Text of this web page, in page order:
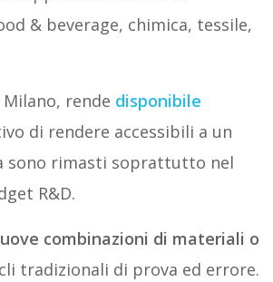
& beverage, chimica, tessile,
rende disponibile
di rendere accessibili a un
sono rimasti soprattutto nel
R&D.
combinazioni di materiali o
tradizionali di prova ed errore.